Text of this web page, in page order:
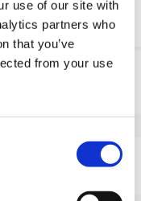
use of our site with
partners who
that you’ve
from your use